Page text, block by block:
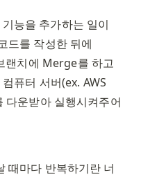
능을 추가하는 일이
드를 작성한 뒤에
랜치에 Merge를 하고
퓨터 서버(ex. AWS
다운받아 실행시켜주어
때마다 반복하기란 너